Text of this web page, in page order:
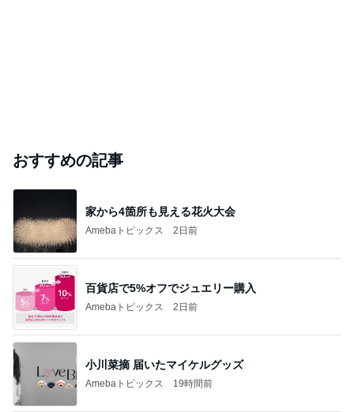
おすすめの記事
家から4箇所も見える花火大会
Amebaトピックス 2日前
百貨店で5%オフでジュエリー購入
Amebaトピックス 2日前
小川菜摘 届いたマイケルグッズ
Amebaトピックス 19時間前